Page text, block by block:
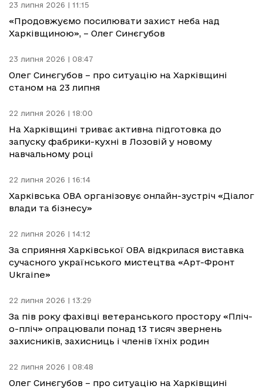
23 липня 2026 | 11:15
«Продовжуємо посилювати захист неба над
Харківщиною», – Олег Синєгубов
23 липня 2026 | 08:47
Олег Синєгубов – про ситуацію на Харківщині
станом на 23 липня
22 липня 2026 | 18:00
На Харківщині триває активна підготовка до
запуску фабрики-кухні в Лозовій у новому
навчальному році
22 липня 2026 | 16:14
Харківська ОВА організовує онлайн-зустріч «Діалог
влади та бізнесу»
22 липня 2026 | 14:12
За сприяння Харківської ОВА відкрилася виставка
сучасного українського мистецтва «Арт-Фронт
Ukraine»
22 липня 2026 | 13:29
За пів року фахівці ветеранського простору «Пліч-
о-пліч» опрацювали понад 13 тисяч звернень
захисників, захисниць і членів їхніх родин
22 липня 2026 | 08:48
Олег Синєгубов – про ситуацію на Харківщині